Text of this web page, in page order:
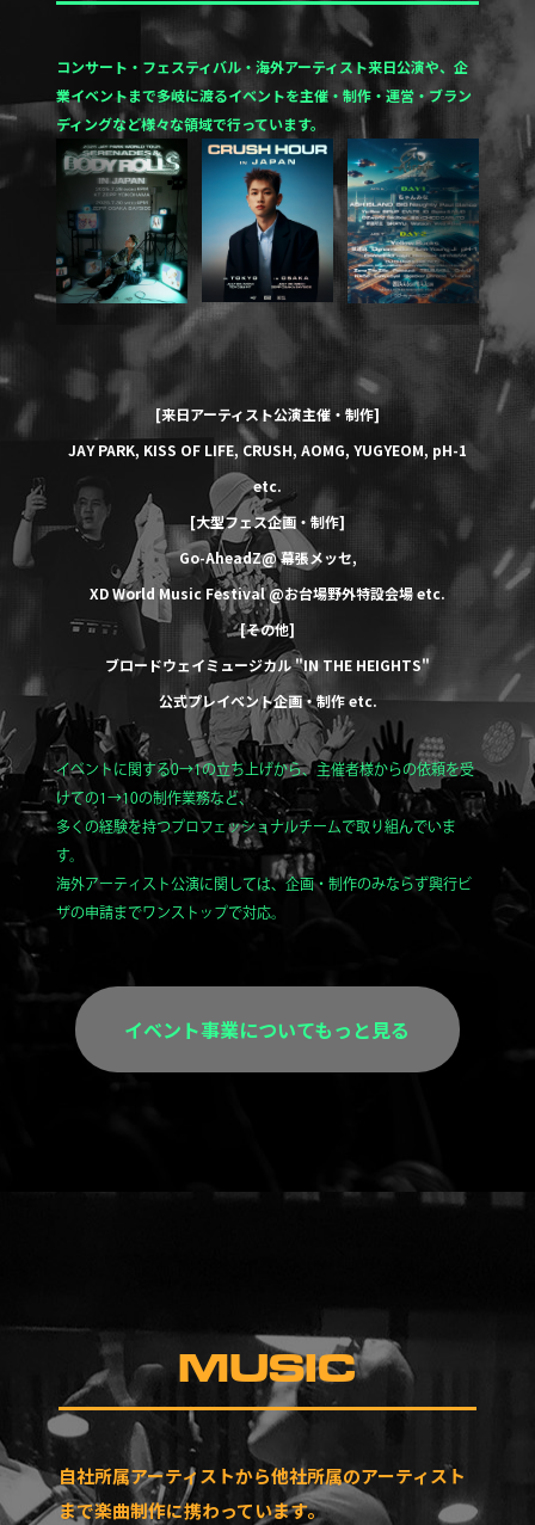
コンサート・フェスティバル・海外アーティスト来日公演や、企
業イベントまで多岐に渡るイベントを主催・制作・運営・ブラン
ディングなど様々な領域で行っています。
[来日アーティスト公演主催・制作]
JAY PARK, KISS OF LIFE, CRUSH, AOMG, YUGYEOM, pH-1
etc.
[大型フェス企画・制作]
Go-AheadZ@ 幕張メッセ,
XD World Music Festival @お台場野外特設会場etc.
[その他]
ブロードウェイミュージカル"IN THE HEIGHTS"
公式プレイベント企画・制作etc.
イベントに関する0→1の立ち上げから、主催者様からの依頼を受
けての1→10の制作業務など、
多くの経験を持つプロフェッショナルチームで取り組んでいま
す。
海外アーティスト公演に関しては、企画・制作のみならず興行ビ
ザの申請までワンストップで対応。
イベント事業についてもっと見る
MUSIC
自社所属アーティストから他社所属のアーティスト
まで楽曲制作に携わっています。